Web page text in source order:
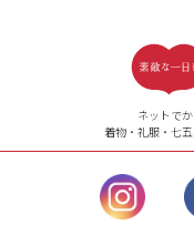
【ご注文（インターネッ
24時間年中無休
【お問い合わせ窓口（メー
ル）】10:00~17:00
土曜日、日曜日
時休業日を除く。
営業時間外にい
ネットで
着物・礼服・七